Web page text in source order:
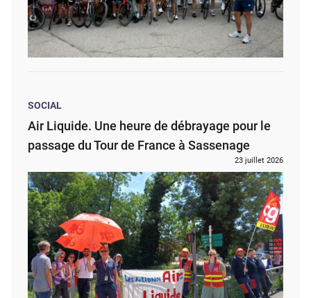
SOCIAL
Air Liquide. Une heure de débrayage pour le
passage du Tour de France à Sassenage
23 juillet 2026